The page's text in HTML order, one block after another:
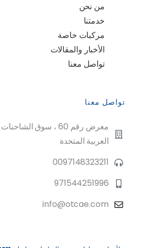
من نحن
خدمتنا
مركبات خاصة
الأخبار والمقالات
تواصل معنا
تواصل معنا
معرض رقم 60 ، سوق
العربية المتحدة
0097148323211
971544251996
info@otcae.com